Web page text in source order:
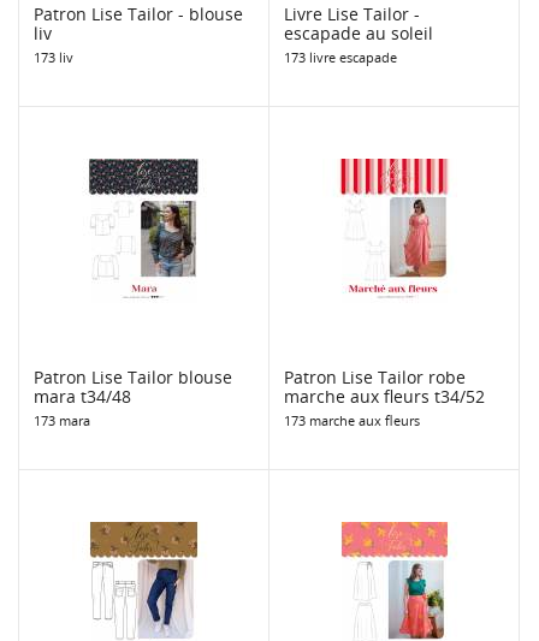
Patron Lise Tailor - blouse
liv
173 liv
Livre Lise Tailor -
escapade au soleil
173 livre escapade
Patron Lise Tailor blouse
mara t34/48
173 mara
Patron Lise Tailor robe
marche aux fleurs t34/52
173 marche aux fleurs